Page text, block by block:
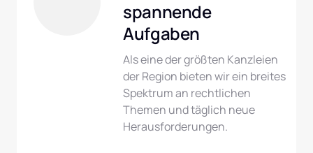
spannende
Aufgaben
Als eine der größten Kanzleien
der Region bieten wir ein breites
Spektrum an rechtlichen
Themen und täglich neue
Herausforderungen.